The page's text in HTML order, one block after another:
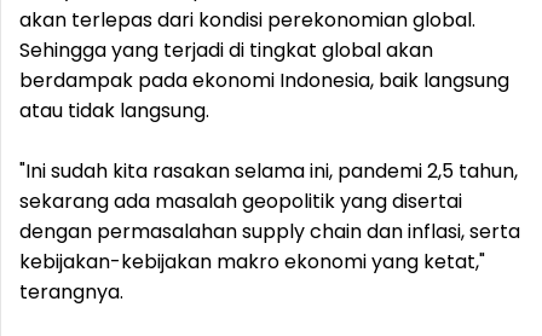
akan terlepas dari kondisi perekonomian global.
Sehingga yang terjadi di tingkat global akan
berdampak pada ekonomi Indonesia, baik langsung
atau tidak langsung.
"Ini sudah kita rasakan selama ini, pandemi 2,5 tahun,
sekarang ada masalah geopolitik yang disertai
dengan permasalahan supply chain dan inflasi, serta
kebijakan-kebijakan makro ekonomi yang ketat,"
terangnya.